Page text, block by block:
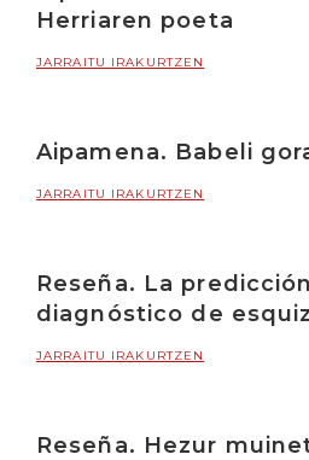
Herriaren poeta
JARRAITU IRAKURTZEN
Aipamena. Babeli
JARRAITU IRAKURTZEN
Reseña. La
diagnóstico de
JARRAITU IRAKURTZEN
Reseña. Hezur